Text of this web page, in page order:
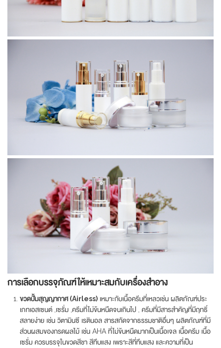
การเลือกบรรจุภัณฑ์ให้เหมาะสมกับเครื่องสำอาง
ขวดปั้มสุญญากาศ (Airless) เหมาะกับเนื้อครีมที่เหลวเช่น ผลิตภัณฑ์ประ
เภทเอสเซนต์ ,เซรั่ม ,ครีมที่ไม่ข้นหนืดจนเกินไป , ครีมที่มีสารสำคัญที่มีฤทธิ์
สลายง่าย เช่น วิตามินซี เรตินอล สารสกัดจากธรรมชาติอื่นๆ ผลิตภัณฑ์ที่มี
ส่วนผสมของกรดผลไม้ เช่น AHA ที่ไม่ข้นหนืดมากเป็นเนื้อเจล เนื้อครีม เนื้อ
เซรั่ม ควรบรรจุในขวดสีชา สีทึบแสง เพราะสีที่ทึบแสง และความที่เป็น